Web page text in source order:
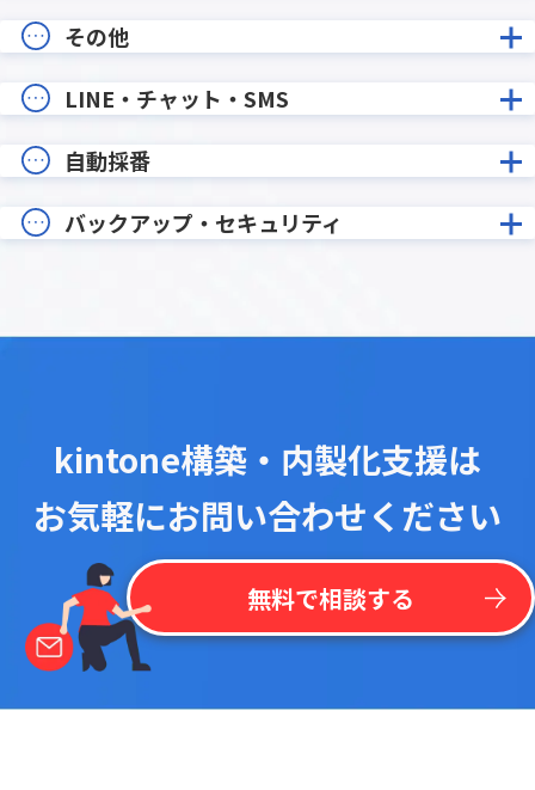
その他
LINE・チャット・SMS
自動採番
バックアップ・セキュリティ
kintone構築・内製化支援は
お気軽にお問い合わせください
無料で相談する